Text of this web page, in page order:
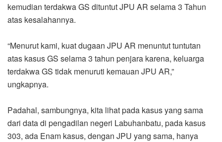
kemudian terdakwa GS dituntut JPU AR selama 3 Tahun
atas kesalahannya.
“Menurut kami, kuat dugaan JPU AR menuntut tuntutan
atas kasus GS selama 3 tahun penjara karena, keluarga
terdakwa GS tidak menuruti kemauan JPU AR,”
ungkapnya.
Padahal, sambungnya, kita lihat pada kasus yang sama
dari data di pengadilan negeri Labuhanbatu, pada kasus
303, ada Enam kasus, dengan JPU yang sama, hanya